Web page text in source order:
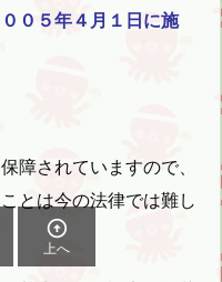
００５年４月１日に施
障されていますので、
とは今の法律では難し

上へ